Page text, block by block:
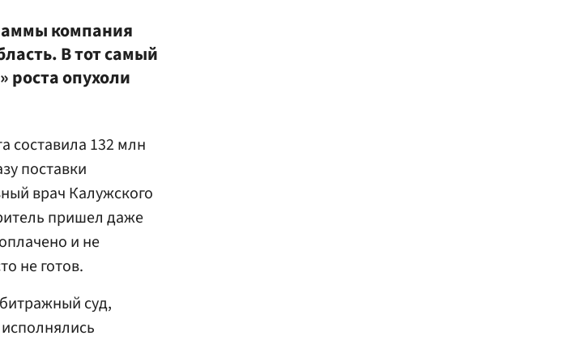
компания
В тот самый
роста опухоли
составила 132 млн
поставки
врач Калужского
пришел даже
и не
не готов.
суд,